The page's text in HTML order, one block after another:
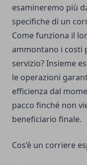
esamineremo più
specifiche di un
Come funziona il
ammontano i costi
servizio? Insieme
le operazioni
efficienza dal
pacco finché non
beneficiario finale.
Cos’è un corriere